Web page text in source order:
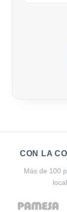
CON LA
Más de 100